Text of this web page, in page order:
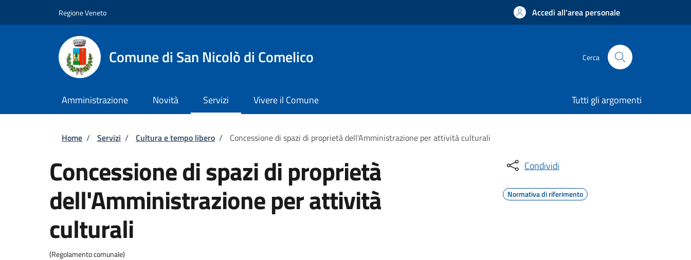
Regione Veneto Accedi all'area personale
Comune di San Nicolò di Comelico Cerca
Amministrazione Novità Servizi Vivere il Comune Tutti gli argomenti
Briciole di pane
Home / Servizi / Cultura e tempo libero / Concessione di spazi di proprietà dell'Amministrazione per attività culturali
Concessione di spazi di proprietà
dell'Amministrazione per attività
culturali
(Regolamento comunale)
Condividi
Normativa di riferimento